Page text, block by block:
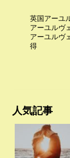
英国アーユ
アーユルヴ
アーユルヴ
得
人気記事